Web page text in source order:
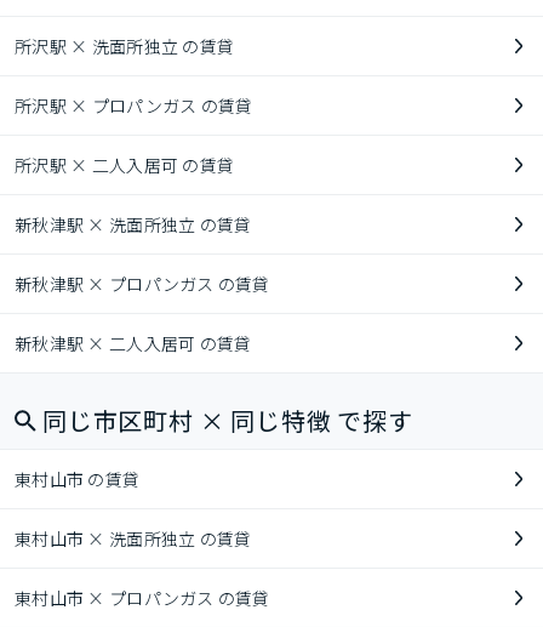
所沢駅 × 洗面所独立 の賃貸
所沢駅 × プロパンガス の賃貸
所沢駅 × 二人入居可 の賃貸
新秋津駅 × 洗面所独立 の賃貸
新秋津駅 × プロパンガス の賃貸
新秋津駅 × 二人入居可 の賃貸
同じ市区町村 × 同じ特徴 で探す
東村山市 の賃貸
東村山市 × 洗面所独立 の賃貸
東村山市 × プロパンガス の賃貸